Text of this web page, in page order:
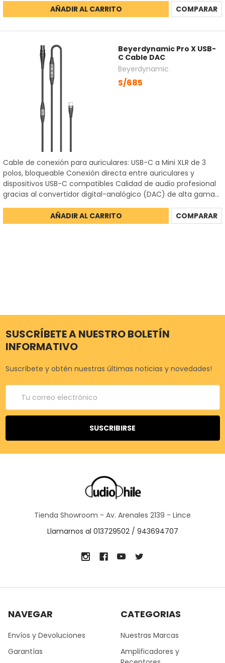
AÑADIR AL CARRITO COMPARAR
Beyerdynamic Pro X USB-
C Cable DAC
Beyerdynamic
S/685
Cable de conexión para auriculares: USB-C a Mini XLR de 3
polos, bloqueable Conexión directa entre auriculares y
dispositivos USB-C compatibles Calidad de audio profesional
gracias al convertidor digital-analógico (DAC) de alta gama...
AÑADIR AL CARRITO COMPARAR
SUSCRÍBETE A NUESTRO BOLETÍN
INFORMATIVO
Suscríbete y obtén nuestras últimas noticias y novedades!
electrónico
Tienda Showroom - Av. Arenales 2139 - Lince
Llamarnos al 013729502 / 943694707
NAVEGAR
Envíos y Devoluciones
Garantías
CATEGORIAS
Nuestras Marcas
Amplificadores y